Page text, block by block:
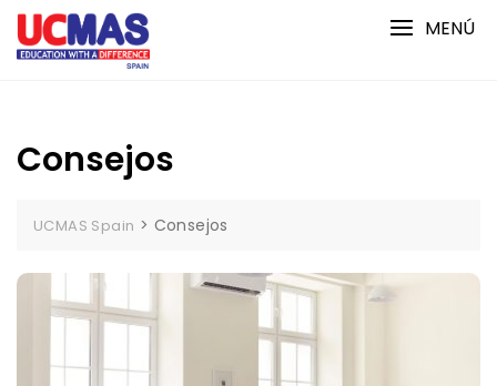
Saltar
contenido
MENÚ
Consejos
UCMAS Spain > Consejos